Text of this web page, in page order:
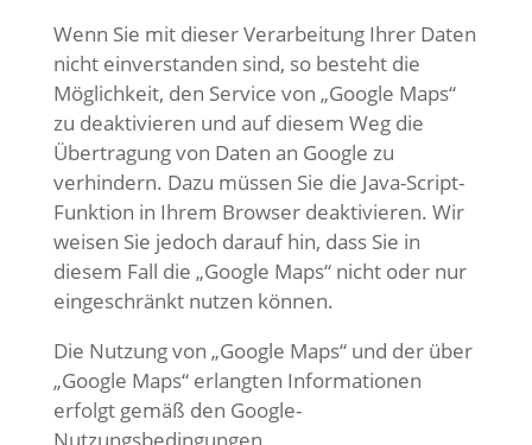
Wenn Sie mit dieser Verarbeitung Ihrer Daten
nicht einverstanden sind, so besteht die
Möglichkeit, den Service von „Google Maps“
zu deaktivieren und auf diesem Weg die
Übertragung von Daten an Google zu
verhindern. Dazu müssen Sie die Java-Script-
Funktion in Ihrem Browser deaktivieren. Wir
weisen Sie jedoch darauf hin, dass Sie in
diesem Fall die „Google Maps“ nicht oder nur
eingeschränkt nutzen können.
Die Nutzung von „Google Maps“ und der über
„Google Maps“ erlangten Informationen
erfolgt gemäß den Google-